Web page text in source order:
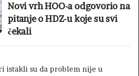
Novi vrh HOO-a odgovorio na
pitanje o HDZ-u koje su svi
čekali
istakli su da problem nije u